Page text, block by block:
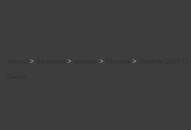
> > > >